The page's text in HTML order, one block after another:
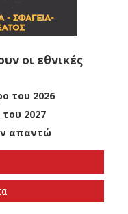
οι εθνικές
του 2026
2027
απαντώ